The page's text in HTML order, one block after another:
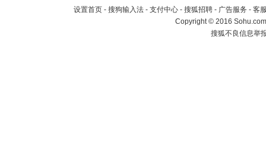
设置首页 - 搜狗输入法 - 支付中心 - 搜狐招聘 - 广告服务 - 客
Copyright©2016
搜狐不良信息举